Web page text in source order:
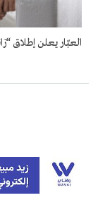
العبّار يعلن إطلاق